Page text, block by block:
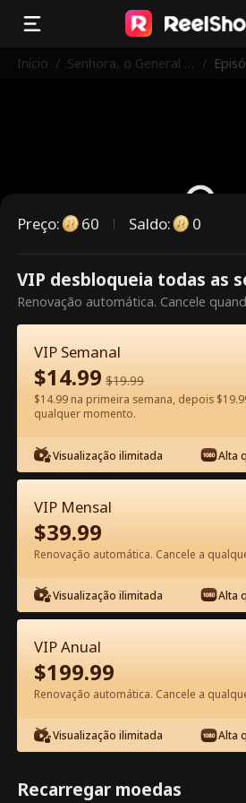
Início / Senhora, o General A
/
Este episódio é pago.
para
60
Episódio 13 - Senhora,
Apercebeu-se do seu
completo
1-50 51-99
13 14
Preço: 60 Saldo: 0
VIP desbloqueia todas as
Renovação automática. Cancele
VIP Semanal
$14.99 $19.99
$14.99 na primeira semana, depois
qualquer momento.
Visualização ilimitada Alta
VIP Mensal
$39.99
Renovação automática. Cancele a
Visualização ilimitada Alta
VIP Anual
$199.99
Renovação automática. Cancele a
Visualização ilimitada Alta
Recarregar moedas